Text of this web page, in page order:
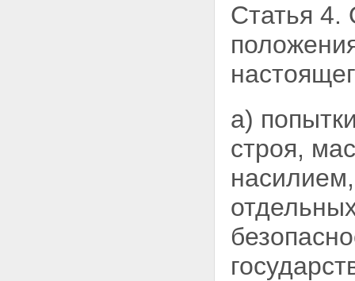
Статья 4.
а)
строя,